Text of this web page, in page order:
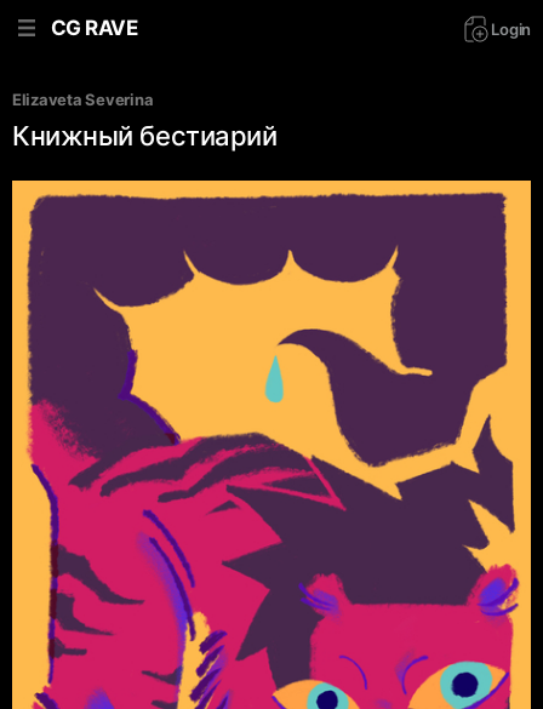
CG RAVE Login
Elizaveta Severina
Книжный бестиарий